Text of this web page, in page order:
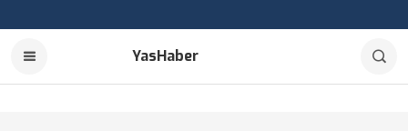
YasHaber